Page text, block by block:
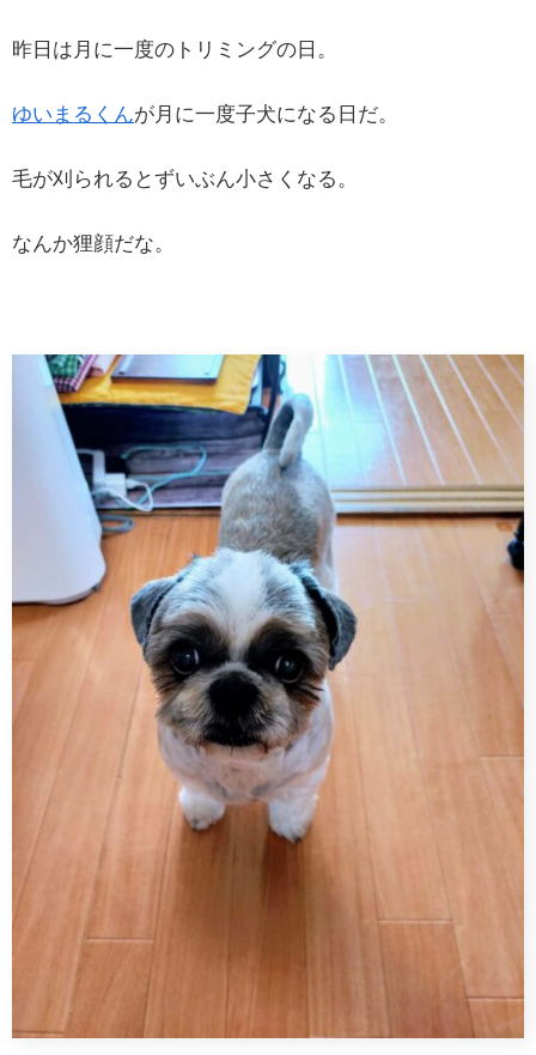
昨日は月に一度のトリミングの日。
ゆいまるくんが月に一度子犬になる日だ。
毛が刈られるとずいぶん小さくなる。
なんか狸顔だな。